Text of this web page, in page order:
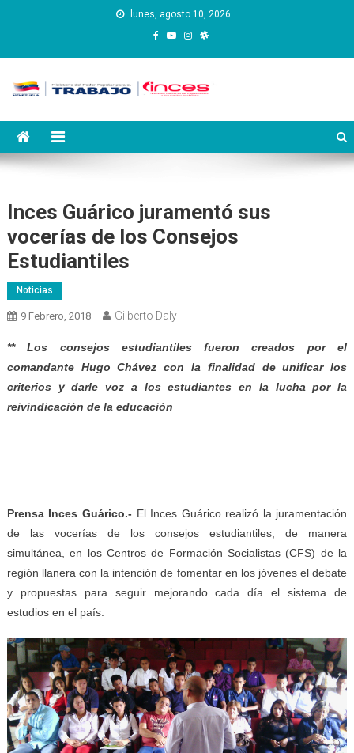
lunes, agosto 10, 2026
Instituto Nacional de
Capacitación y Educación
Inces Guárico juramentó sus
vocerías de los Consejos
Estudiantiles
Noticias
9 Febrero, 2018 Gilberto Daly
** Los consejos estudiantiles fueron creados por el
comandante Hugo Chávez con la finalidad de unificar los
criterios y darle voz a los estudiantes en la lucha por la
reivindicación de la educación
Prensa Inces Guárico.- El Inces Guárico realizó la juramentación
de las vocerías de los consejos estudiantiles, de manera
simultánea, en los Centros de Formación Socialistas (CFS) de la
región llanera con la intención de fomentar en los jóvenes el debate
y propuestas para seguir mejorando cada día el sistema de
estudios en el país.